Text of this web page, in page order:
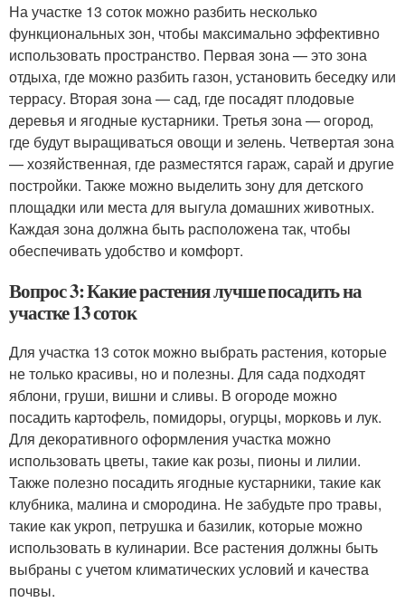
На участке 13 соток можно разбить несколько
функциональных зон, чтобы максимально эффективно
использовать пространство. Первая зона — это зона
отдыха, где можно разбить газон, установить беседку или
террасу. Вторая зона — сад, где посадят плодовые
деревья и ягодные кустарники. Третья зона — огород,
где будут выращиваться овощи и зелень. Четвертая зона
— хозяйственная, где разместятся гараж, сарай и другие
постройки. Также можно выделить зону для детского
площадки или места для выгула домашних животных.
Каждая зона должна быть расположена так, чтобы
обеспечивать удобство и комфорт.
Вопрос 3: Какие растения лучше посадить на
участке 13 соток
Для участка 13 соток можно выбрать растения, которые
не только красивы, но и полезны. Для сада подходят
яблони, груши, вишни и сливы. В огороде можно
посадить картофель, помидоры, огурцы, морковь и лук.
Для декоративного оформления участка можно
использовать цветы, такие как розы, пионы и лилии.
Также полезно посадить ягодные кустарники, такие как
клубника, малина и смородина. Не забудьте про травы,
такие как укроп, петрушка и базилик, которые можно
использовать в кулинарии. Все растения должны быть
выбраны с учетом климатических условий и качества
почвы.